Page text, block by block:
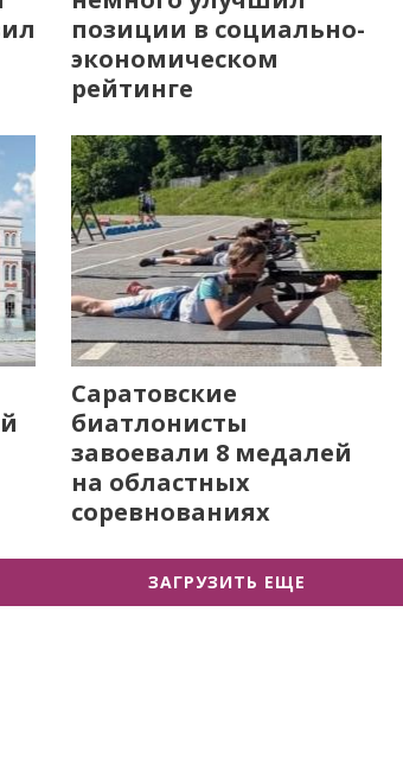
позиции в социально-
экономическом
рейтинге
Саратовские
биатлонисты
завоевали 8 медалей
на областных
соревнованиях
ЗАГРУЗИТЬ ЕЩЕ